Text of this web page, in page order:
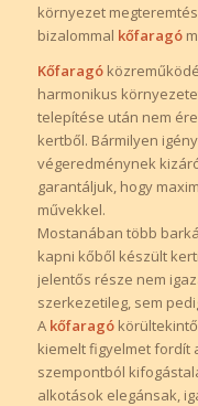
környezet
bizalommal kőfaragó
Kőfaragó
harmonikus
telepítése után nem
kertből. Bármilyen
végeredménynek
garantáljuk, hogy
művekkel.
Mostanában több
kapni kőből készült
jelentős része nem
szerkezetileg, sem
A kőfaragó
kiemelt figyelmet fordít
szempontból
alkotások elegánsak,